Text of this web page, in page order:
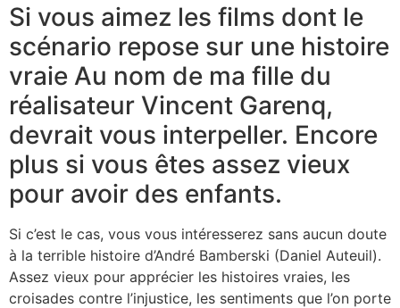
Si vous aimez les films dont le
scénario repose sur une histoire
vraie Au nom de ma fille du
réalisateur Vincent Garenq,
devrait vous interpeller. Encore
plus si vous êtes assez vieux
pour avoir des enfants.
Si c’est le cas, vous vous intéresserez sans aucun doute
à la terrible histoire d’André Bamberski (Daniel Auteuil).
Assez vieux pour apprécier les histoires vraies, les
croisades contre l’injustice, les sentiments que l’on porte